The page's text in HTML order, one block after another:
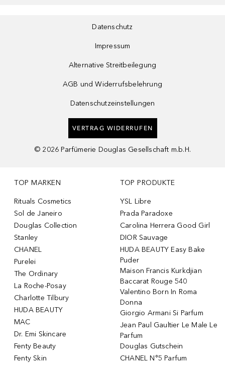
Datenschutz
Impressum
Alternative Streitbeilegung
AGB und Widerrufsbelehrung
Datenschutzeinstellungen
VERTRAG WIDERRUFEN
© 2026 Parfümerie Douglas Gesellschaft m.b.H.
TOP MARKEN
Rituals Cosmetics
Sol de Janeiro
Douglas Collection
Stanley
CHANEL
Purelei
The Ordinary
La Roche-Posay
Charlotte Tilbury
HUDA BEAUTY
MAC
Dr. Emi Skincare
Fenty Beauty
Fenty Skin
TOP PRODUKTE
YSL Libre
Prada Paradoxe
Carolina Herrera Good Girl
DIOR Sauvage
HUDA BEAUTY Easy Bake
Puder
Maison Francis Kurkdjian
Baccarat Rouge 540
Valentino Born In Roma
Donna
Giorgio Armani Si Parfum
Jean Paul Gaultier Le Male Le
Parfum
Douglas Gutschein
CHANEL N°5 Parfum